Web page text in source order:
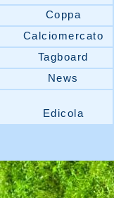
Coppa
Calciomercato
Tagboard
News
Edicola